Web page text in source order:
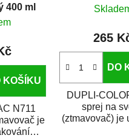
400 ml
KOŠÍKU
N711
je
265
DO
DUPLI-
sprej na
(ztmavovač) je